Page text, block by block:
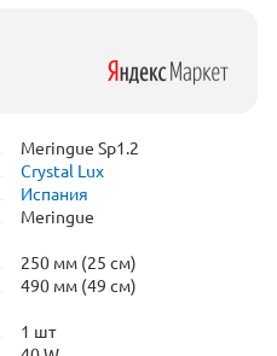
Meringue Sp1.2
Crystal Lux
Испания
Meringue
250 мм (25 см)
490 мм (49 см)
1 шт